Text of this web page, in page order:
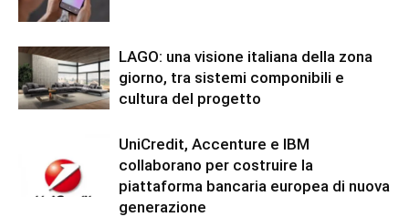
LAGO: una visione italiana della zona
giorno, tra sistemi componibili e
cultura del progetto
UniCredit, Accenture e IBM
collaborano per costruire la
piattaforma bancaria europea di nuova
generazione